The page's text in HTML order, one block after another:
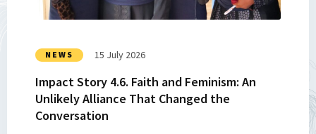
NEWS 15 July 2026
Impact Story 4.6. Faith and Feminism: An
Unlikely Alliance That Changed the
Conversation
Feminism:
Unlikely
Alliance
That
Changed
the